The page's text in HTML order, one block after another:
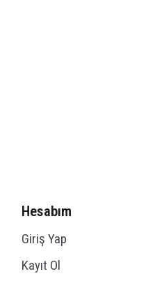
Hesabım
Giriş Yap
Kayıt Ol